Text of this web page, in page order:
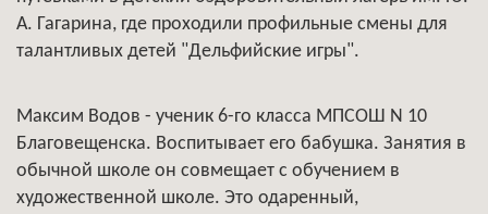
А. Гагарина, где проходили профильные смены для
талантливых детей "Дельфийские игры".
Максим Водов - ученик 6-го класса МПСОШ N 10
Благовещенска. Воспитывает его бабушка. Занятия в
обычной школе он совмещает с обучением в
художественной школе. Это одаренный,